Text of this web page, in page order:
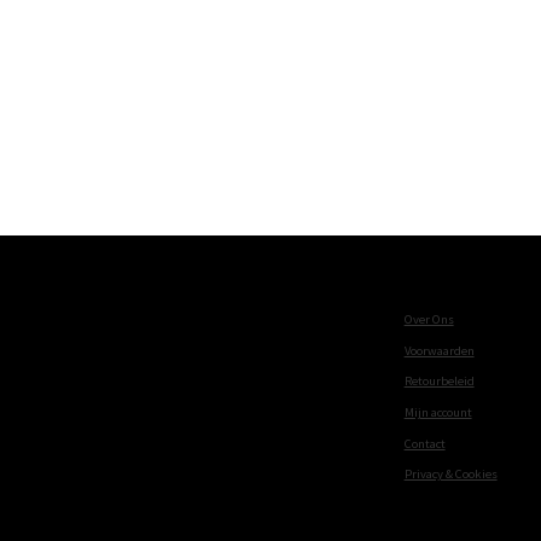
Over Ons
Voorwaarden
Retourbeleid
Mijn account
Contact
Privacy & Cookies